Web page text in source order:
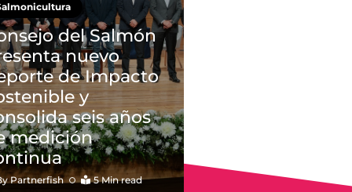
del Salmón
nuevo
de Impacto
y
seis años
medición
Partnerfish 5 Min read